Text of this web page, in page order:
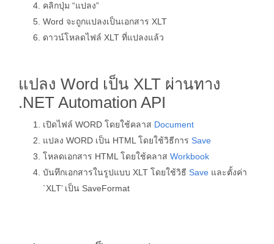
คลิกปุ่ม “แปลง”
Word จะถูกแปลงเป็นเอกสาร XLT
ดาวน์โหลดไฟล์ XLT ที่แปลงแล้ว
แปลง Word เป็น XLT ผ่านทาง
.NET Automation API
เปิดไฟล์ WORD โดยใช้คลาส Document
แปลง WORD เป็น HTML โดยใช้วิธีการ Save
โหลดเอกสาร HTML โดยใช้คลาส Workbook
บันทึกเอกสารในรูปแบบ XLT โดยใช้วิธี Save และตั้งค่า
`XLT’ เป็น SaveFormat